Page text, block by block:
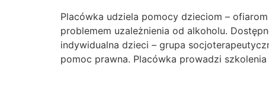
Placówka udziela pomocy dzieciom –
problemem uzależnienia od alkoholu.
indywidualna dzieci – grupa
pomoc prawna. Placówka prowadzi